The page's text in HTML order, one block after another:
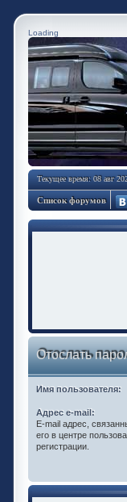
Loading
Текущее время: 08 авг
Список форумов
Отослать
Имя пользователя:
Адрес e-mail:
E-mail адрес,
его в центре
регистрации.